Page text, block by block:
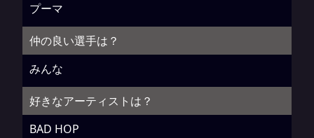
プーマ
仲の良い選手は？
みんな
好きなアーティストは？
BAD HOP